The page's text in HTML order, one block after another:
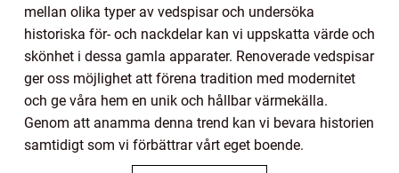
mellan olika typer av vedspisar och undersöka
historiska för- och nackdelar kan vi uppskatta värde och
skönhet i dessa gamla apparater. Renoverade vedspisar
ger oss möjlighet att förena tradition med modernitet
och ge våra hem en unik och hållbar värmekälla.
Genom att anamma denna trend kan vi bevara historien
samtidigt som vi förbättrar vårt eget boende.